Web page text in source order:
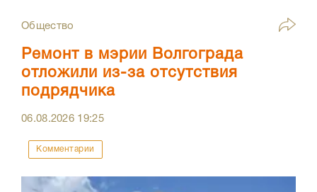
Общество
Ремонт в мэрии Волгограда
отложили из-за отсутствия
подрядчика
06.08.2026 19:25
Комментарии